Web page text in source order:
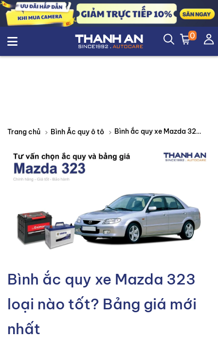
0
Trang chủ Bình Ắc quy ô tô Bình ắc quy xe Mazda 323 loại nào tốt? Bảng giá mới nhất
Bình ắc quy xe Mazda 323
loại nào tốt? Bảng giá mới
nhất